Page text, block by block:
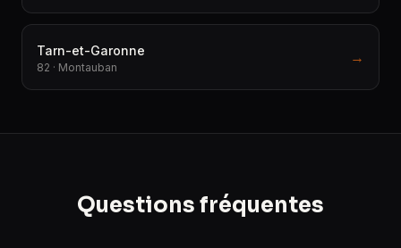
Tarn-et-Garonne
82 · Montauban
→
Questions fréquentes